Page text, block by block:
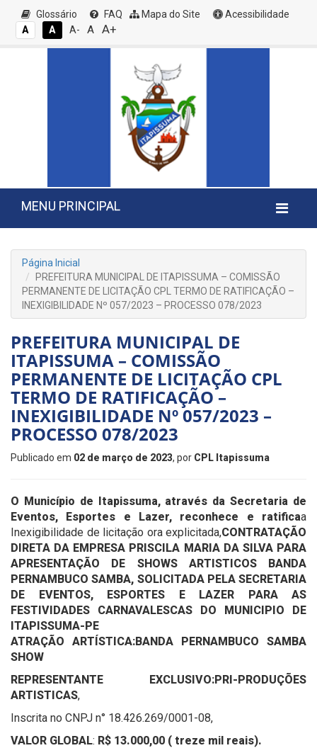
Glossário FAQ Mapa do Site
Acessibilidade
A
A A- A A+
MENU PRINCIPAL
Página Inicial
PREFEITURA MUNICIPAL DE ITAPISSUMA – COMISSÃO
PERMANENTE DE LICITAÇÃO CPL TERMO DE RATIFICAÇÃO –
INEXIGIBILIDADE Nº 057/2023 – PROCESSO 078/2023
PREFEITURA MUNICIPAL DE
ITAPISSUMA – COMISSÃO
PERMANENTE DE LICITAÇÃO CPL
TERMO DE RATIFICAÇÃO –
INEXIGIBILIDADE Nº 057/2023 –
PROCESSO 078/2023
Publicado em 02 de março de 2023, por CPL Itapissuma
O Município de Itapissuma, através da Secretaria de
Eventos, Esportes e Lazer, reconhece e ratificaa
Inexigibilidade de licitação ora explicitada,CONTRATAÇÃO
DIRETA DA EMPRESA PRISCILA MARIA DA SILVA PARA
APRESENTAÇÃO DE SHOWS ARTISTICOS BANDA
PERNAMBUCO SAMBA, SOLICITADA PELA SECRETARIA
DE EVENTOS, ESPORTES E LAZER PARA AS
FESTIVIDADES CARNAVALESCAS DO MUNICIPIO DE
ITAPISSUMA-PE
ATRAÇÃO ARTÍSTICA:BANDA PERNAMBUCO SAMBA
SHOW
REPRESENTANTE EXCLUSIVO:PRI-PRODUÇÕES
ARTISTICAS,
Inscrita no CNPJ n° 18.426.269/0001-08,
VALOR GLOBAL: R$ 13.000,00 ( treze mil reais).